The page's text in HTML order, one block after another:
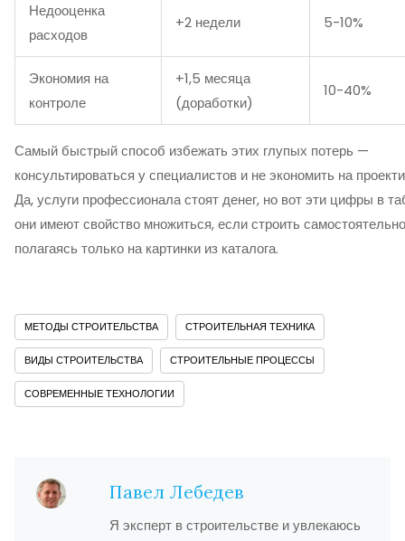
Недооценка
расходов
+2 недели 5-10%
Экономия на
контроле
+1,5 месяца
(доработки)
10-40%
Самый быстрый способ избежать этих глупых потерь —
консультироваться у специалистов и не экономить на
Да, услуги профессионала стоят денег, но вот эти цифры в
они имеют свойство множиться, если строить
полагаясь только на картинки из каталога.
МЕТОДЫ СТРОИТЕЛЬСТВА СТРОИТЕЛЬНАЯ ТЕХНИКА
ВИДЫ СТРОИТЕЛЬСТВА СТРОИТЕЛЬНЫЕ ПРОЦЕССЫ
СОВРЕМЕННЫЕ ТЕХНОЛОГИИ
Павел Лебедев
Я эксперт в строительстве и увлекаюсь